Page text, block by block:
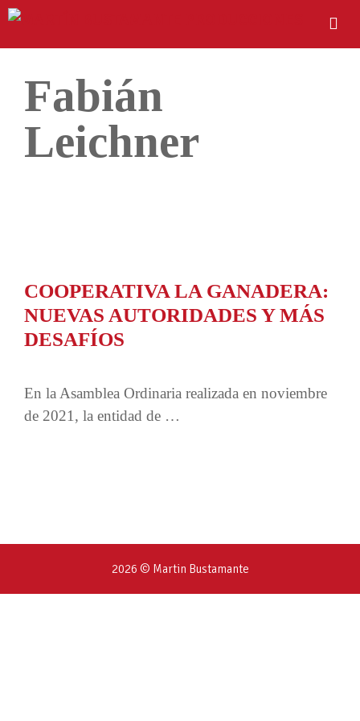
Fabián
Leichner
COOPERATIVA LA GANADERA:
NUEVAS AUTORIDADES Y MÁS
DESAFÍOS
En la Asamblea Ordinaria realizada en noviembre
de 2021, la entidad de …
2026 © Martin Bustamante